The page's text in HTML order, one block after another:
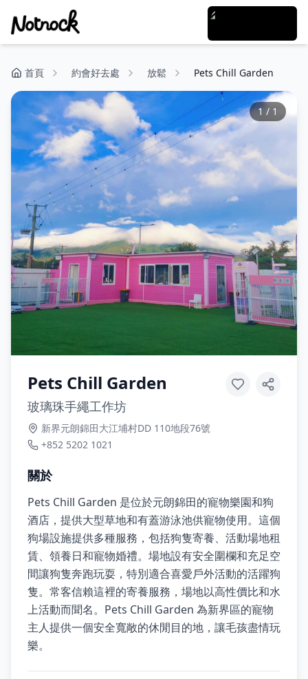
首頁 約會好去處 放鬆 Pets Chill Garden
1/ 1
Pets Chill Garden
玻璃珠手繩工作坊
新界元朗錦田大江埔村DD 110地段76號
+852 5202 1021
關於
Pets Chill Garden 是位於元朗錦田的寵物樂園和狗
酒店，提供大型草地和有蓋游泳池供寵物使用。這個
狗場設施提供多種服務，包括狗隻寄養、活動場地租
賃、領養日和寵物婚禮。場地設有安全圍欄和充足空
間讓狗隻奔跑玩耍，特別適合喜愛戶外活動的活躍狗
隻。常客信賴這裡的寄養服務，場地以高性價比和水
上活動而聞名。Pets Chill Garden 為新界區的寵物
主人提供一個安全寬敞的休閒目的地，讓毛孩盡情玩
樂。